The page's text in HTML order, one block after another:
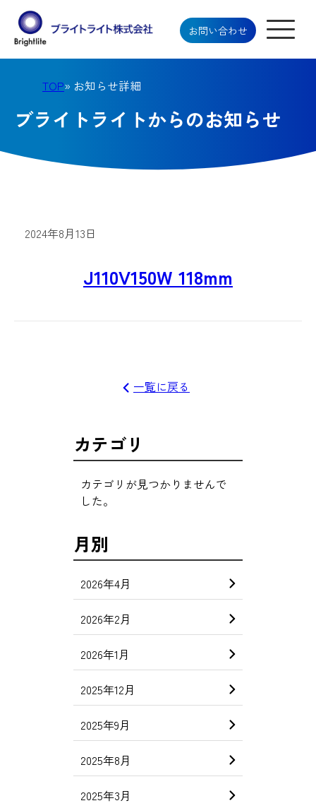
お問い合わせ
TOP» お知らせ詳細
ブライトライトからのお知らせ
2024年8月13日
J110V150W 118mm
一覧に戻る
カテゴリ
カテゴリが見つかりませんで
した。
月別
2026年4月
2026年2月
2026年1月
2025年12月
2025年9月
2025年8月
2025年3月